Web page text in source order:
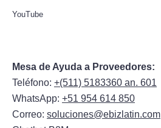
YouTube
Mesa de Ayuda a Proveedores:
Teléfono: +(511) 5183360 an. 601
WhatsApp: +51 954 614 850
Correo: soluciones@ebizlatin.com